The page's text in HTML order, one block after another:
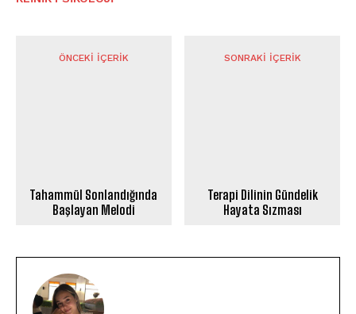
ÖNCEKI İÇERIK
Tahammül Sonlandığında
Başlayan Melodi
SONRAKI İÇERIK
Terapi Dilinin Gündelik
Hayata Sızması